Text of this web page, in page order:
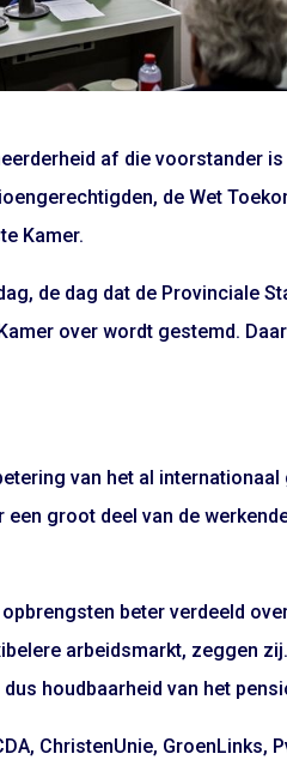
af die voorstander
de Wet
Kamer.
de dag dat de Provinciale
over wordt gestemd.
van het al
groot deel van de
beter verdeeld
arbeidsmarkt, zeggen
houdbaarheid van het
ChristenUnie, GroenLinks,